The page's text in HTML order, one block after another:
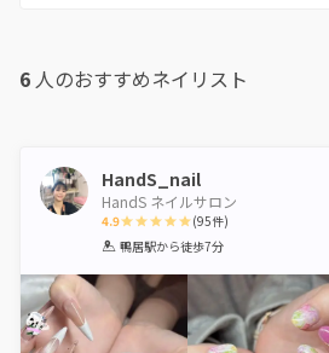
6 人のおすすめネイリスト
HandS_nail
HandS ネイルサロン
4.9
1 2 3 4 5
(95件)
鴨居駅から徒歩7分